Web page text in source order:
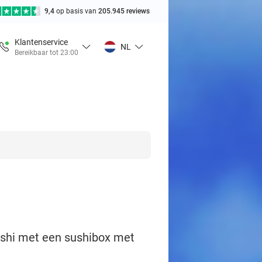
9,4 op basis van 205.945 reviews
Klantenservice
Bereikbaar tot 23:00
NL
met een sushibox met